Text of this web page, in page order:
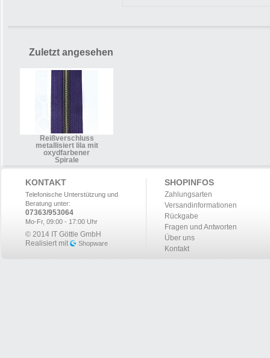
Zuletzt angesehen
Reißverschluss
metallisiert lila mit
oxydfarbener
Spirale
KONTAKT
Telefonische Unterstützung und
Beratung unter:
07363/953064
Mo-Fr, 09:00 - 17:00 Uhr
© 2014 IT Göttle GmbH
Realisiert mit
Shopware
SHOPINFOS
Zahlungsarten
Versandinformationen
Rückgabe
Fragen und Antworten
Über uns
Kontakt